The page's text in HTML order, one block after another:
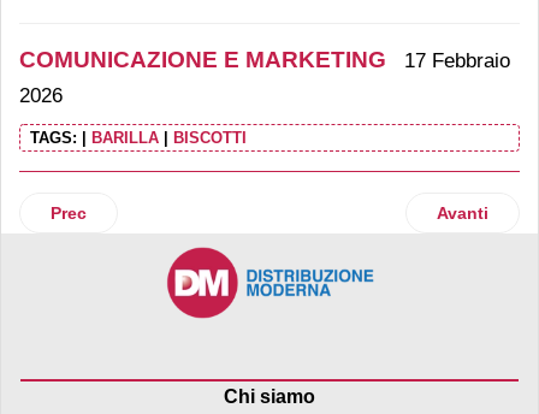
COMUNICAZIONE E MARKETING
17 Febbraio
2026
TAGS: BARILLA BISCOTTI
Articolo precedente: Mielizia: la linea SportPocket è
Prec Articolo
Avanti
Chi siamo